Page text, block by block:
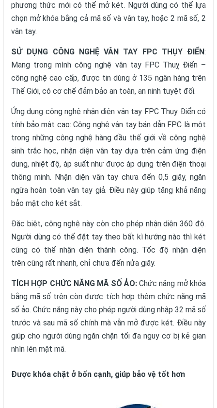
phương thức mới có thể mở két. Người dùng có thể lựa
chọn mở khóa bằng cả mã số và vân tay, hoặc 2 mã số, 2
vân tay.
SỬ DỤNG CÔNG NGHỆ VÂN TAY FPC THỤY ĐIỂN:
Mang trong mình công nghệ vân tay FPC Thuỵ Điển –
công nghệ cao cấp, được tin dùng ở 135 ngân hàng trên
Thế Giới, có cơ chế đảm bảo an toàn, an ninh tuyệt đối.
Ứng dụng công nghệ nhận diện vân tay FPC Thụy Điển có
tính bảo mật cao: Công nghệ vân tay bán dẫn FPC là một
trong những công nghệ hàng đầu thế giới về công nghệ
sinh trắc học, nhận diện vân tay dựa trên cảm ứng điện
dung, nhiệt độ, áp suất như được áp dụng trên điện thoại
thông minh. Nhận diện vân tay chưa đến 0,5 giây, ngăn
ngừa hoàn toàn vân tay giả. Điều này giúp tăng khả năng
bảo mật cho két sắt.
Đặc biệt, công nghệ này còn cho phép nhận diện 360 độ.
Người dùng có thể đặt tay theo bất kì hướng nào thì két
cũng có thể nhận diện thành công. Tốc độ nhận diện
trên cũng rất nhanh, chỉ chưa đến nửa giây.
TÍCH HỢP CHỨC NĂNG MÃ SỐ ẢO:Chức năng mở khóa
bằng mã số trên còn được tích hợp thêm chức năng mã
số ảo. Chức năng này cho phép người dùng nhập 32 mã số
trước và sau mã số chính mà vẫn mở được két. Điều này
giúp cho người dùng ngăn chặn tối đa nguy cơ bị kẻ gian
nhìn lén mật mã.
Được khóa chặt ở bốn cạnh, giúp bảo vệ tốt hơn